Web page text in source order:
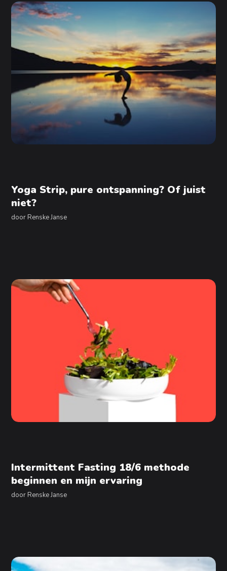
Yoga Strip, pure ontspanning? Of juist
niet?
door Renske Janse
Intermittent Fasting 18/6 methode
beginnen en mijn ervaring
door Renske Janse